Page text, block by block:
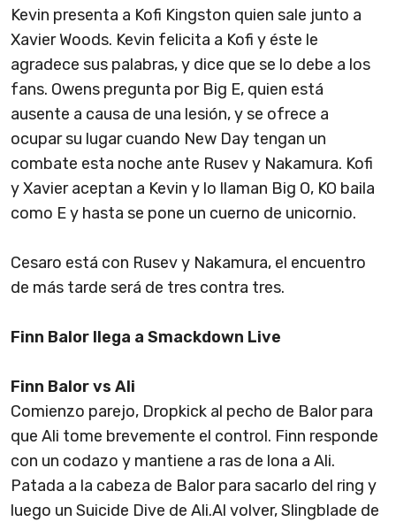
Kevin presenta a Kofi Kingston quien sale junto a
Xavier Woods. Kevin felicita a Kofi y éste le
agradece sus palabras, y dice que se lo debe a los
fans. Owens pregunta por Big E, quien está
ausente a causa de una lesión, y se ofrece a
ocupar su lugar cuando New Day tengan un
combate esta noche ante Rusev y Nakamura. Kofi
y Xavier aceptan a Kevin y lo llaman Big O, KO baila
como E y hasta se pone un cuerno de unicornio.
Cesaro está con Rusev y Nakamura, el encuentro
de más tarde será de tres contra tres.
Finn Balor llega a Smackdown Live
Finn Balor vs Ali
Comienzo parejo, Dropkick al pecho de Balor para
que Ali tome brevemente el control. Finn responde
con un codazo y mantiene a ras de lona a Ali.
Patada a la cabeza de Balor para sacarlo del ring y
luego un Suicide Dive de Ali.Al volver, Slingblade de